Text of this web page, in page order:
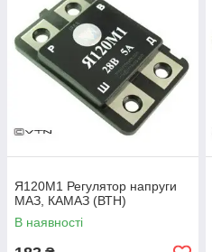
Я120М1 Регулятор напруги
МАЗ, КАМАЗ (ВТН)
В наявності